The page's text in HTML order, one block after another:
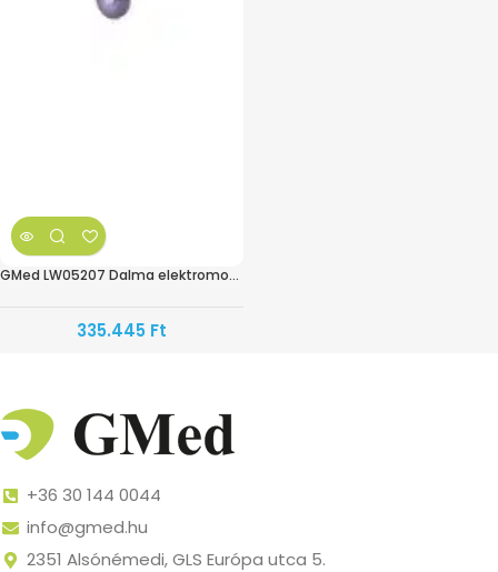
GMed LW05207 Dalma elektromos betegágy
335.445 Ft
+36 30 144 0044
info@gmed.hu
2351 Alsónémedi, GLS Európa utca 5.